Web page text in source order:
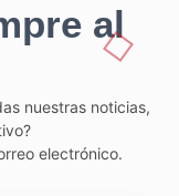
al
nuestras noticias,
electrónico.